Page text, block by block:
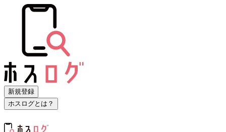
新規登録
ホスログとは？